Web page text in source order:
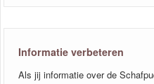
Informatie verbeteren
Als jij informatie over de